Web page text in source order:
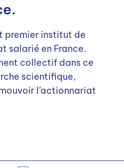
premier institut de
salarié en France.
collectif dans ce
scientifique,
l’actionnariat